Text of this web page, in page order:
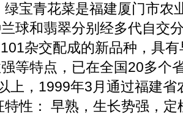
绿宝青花菜是福建厦门市农
球和翡翠分别经多代自交
杂交配成的新品种，具
等特点，已在全国20多个
上，1999年3月通过福建省
特性： 早熟，生长势强，